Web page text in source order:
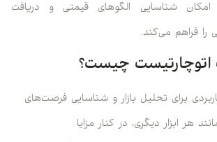
شناسایی الگوهای قیمتی و دریافت
را فراهم می‌کند.
اتوچارتیست چیست؟
برای تحلیل بازار و شناسایی فرصت‌های
هر ابزار دیگری، در کنار مزایا